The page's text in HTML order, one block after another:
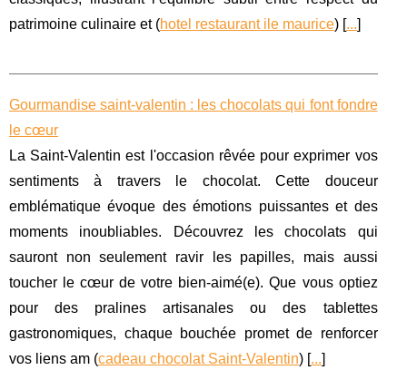
patrimoine culinaire et (hotel restaurant ile maurice) [...]
Gourmandise saint-valentin : les chocolats qui font fondre
le cœur
La Saint-Valentin est l'occasion rêvée pour exprimer vos
sentiments à travers le chocolat. Cette douceur
emblématique évoque des émotions puissantes et des
moments inoubliables. Découvrez les chocolats qui
sauront non seulement ravir les papilles, mais aussi
toucher le cœur de votre bien-aimé(e). Que vous optiez
pour des pralines artisanales ou des tablettes
gastronomiques, chaque bouchée promet de renforcer
vos liens am (cadeau chocolat Saint-Valentin) [...]